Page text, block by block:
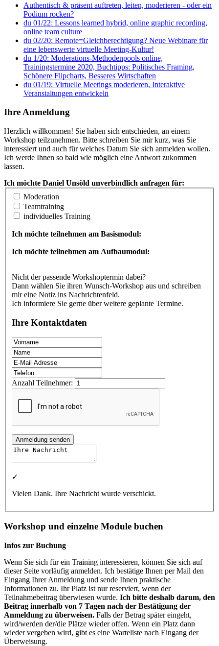
Authentisch & präsent auftreten, leiten, moderieren - oder ein
Podium rocken?
du 01/22: Lessons learned hybrid, online graphic recording,
online team culture
du 02/20: Remote=Gleichberechtigung? Neue Webinare für
eine lebenswerte virtuelle Meeting-Kultur!
du 1/20: Moderations-Methodenpools online,
Trainingstermine 2020, Buchtipps: Politisches Framing,
Schönere Flipcharts, Besseres Wirtschaften
du 01/19: Virtuelle Meetings moderieren, Interaktive
Veranstaltungen entwickeln
Ihre Anmeldung
Herzlich willkommen! Sie haben sich entschieden, an einem
Workshop teilzunehmen. Bitte schreiben Sie mir kurz, was Sie
interessiert und auch für welches Datum Sie sich anmelden wollen.
Ich werde Ihnen so bald wie möglich eine Antwort zukommen
lassen.
Ich möchte Daniel Unsöld unverbindlich anfragen für:
Moderation
Teamtraining
individuelles Training
Ich möchte teilnehmen am Basismodul:
Ich möchte teilnehmen am Aufbaumodul:
Nicht der passende Workshoptermin dabei?
Dann wählen Sie ihren Wunsch-Workshop aus und schreiben
mir eine Notiz ins Nachrichtenfeld.
Ich informiere Sie gerne über weitere geplante Termine.
Ihre Kontaktdaten
Anzahl Teilnehmer:
Anmeldung senden
✓
Vielen Dank. Ihre Nachricht wurde verschickt.
Workshop und einzelne Module buchen
Infos zur Buchung
Wenn Sie sich für ein Training interessieren, können Sie sich auf
dieser Seite vorläufig anmelden. Ich bestätige Ihnen per Mail den
Eingang Ihrer Anmeldung und sende Ihnen praktische
Informationen zu. Ihr Platz ist nur reserviert, wenn der
Teilnahmebeitrag überwiesen wurde. Ich bitte deshalb darum, den
Beitrag innerhalb von 7 Tagen nach der Bestätigung der
Anmeldung zu überweisen. Falls der Betrag später eingeht,
wird/werden der/die Plätze wieder offen. Wenn ein Platz dann
wieder vergeben wird, gibt es eine Warteliste nach Eingang der
Überweisung.